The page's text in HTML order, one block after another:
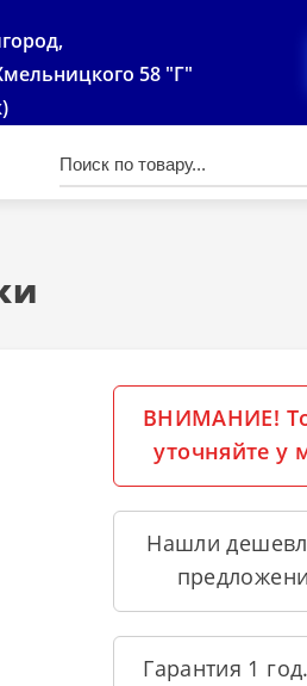
58 "Г"
ВНИМАНИЕ!
уточняйте у
Нашли
Гарантия 1